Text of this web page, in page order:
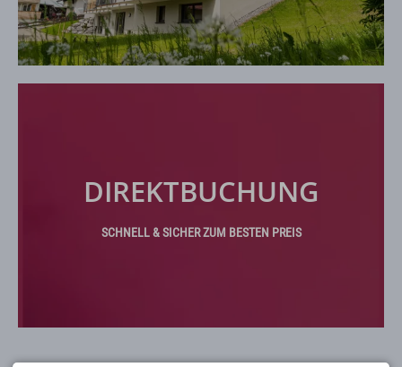
DIREKTBUCHUNG
SCHNELL & SICHER ZUM BESTEN PREIS